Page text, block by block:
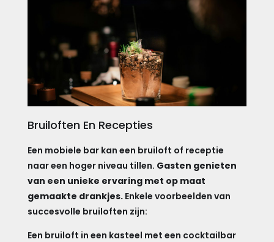
Bruiloften En Recepties
Een mobiele bar kan een bruiloft of receptie
naar een hoger niveau tillen. Gasten genieten
van een unieke ervaring met op maat
gemaakte drankjes.Enkele voorbeelden van
succesvolle bruiloften zijn:
Een bruiloft in een kasteel met een cocktailbar